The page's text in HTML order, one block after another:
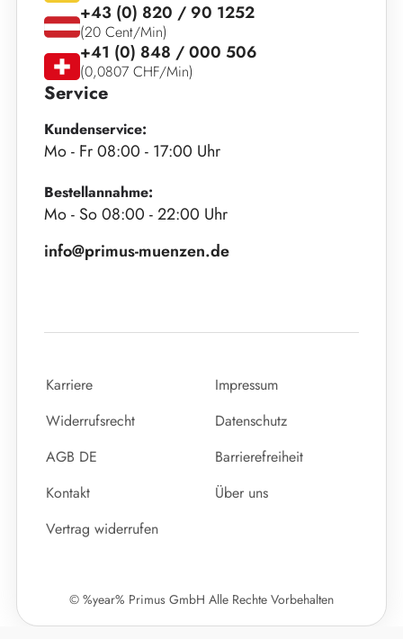
Service
Kundenservice:
Mo - Fr 08:00 - 17:00 Uhr
Bestellannahme:
Mo - So 08:00 - 22:00 Uhr
info@primus-muenzen.de
+43 (0) 820 / 90 1252
(20 Cent/Min)
+41 (0) 848 / 000 506
(0,0807 CHF/Min)
Karriere
Impressum
Widerrufsrecht
Datenschutz
AGB DE
Barrierefreiheit
Kontakt
Über uns
Vertrag widerrufen
© %year% Primus GmbH Alle Rechte Vorbehalten